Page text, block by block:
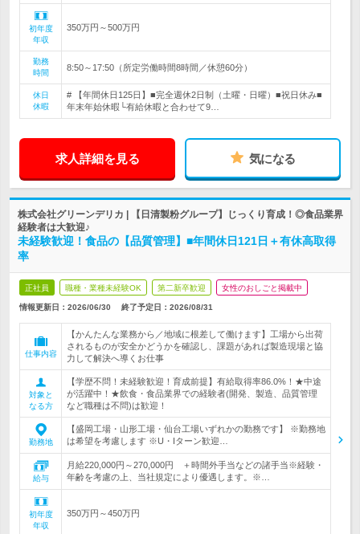
初年度
年収
350万円～500万円
勤務
時間
8:50～17:50（所定労働時間8時間／休憩60分）
休日
休暇
# 【年間休日125日】■完全週休2日制（土曜・日曜）■祝日休み■
年末年始休暇└有給休暇と合わせて9…
求人詳細を見る 気になる
株式会社グリーンデリカ | 【日清製粉グループ】じっくり育成！◎食品業界
経験者は大歓迎♪
未経験歓迎！食品の【品質管理】■年間休日121日＋有休高取得
率
正社員 職種・業種未経験OK 第二新卒歓迎 女性のおしごと掲載中
情報更新日：2026/06/30 終了予定日： 2026/08/31
仕事内容
【かんたんな業務から／地域に根差して働けます】工場から出荷
されるものが安全かどうかを確認し、課題があれば製造現場と協
力して解決へ導くお仕事
対象と
なる方
【学歴不問！未経験歓迎！育成前提】有給取得率86.0%！★中途
が活躍中！★飲食・食品業界での経験者(開発、製造、品質管理
など職種は不問)は歓迎！
勤務地
【盛岡工場・山形工場・仙台工場いずれかの勤務です】 ※勤務地
は希望を考慮します ※U・Iターン歓迎…
給与
月給220,000円～270,000円 ＋時間外手当などの諸手当※経験・
年齢を考慮の上、当社規定により優遇します。※…
初年度
年収
350万円～450万円